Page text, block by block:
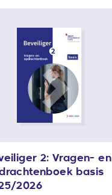
2: Vragen- en
basis
2026